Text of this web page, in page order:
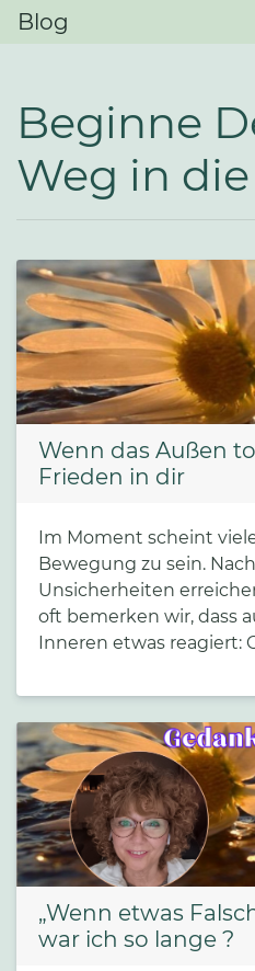
Blog
Beginne
Weg in
Wenn das Außen
Frieden in dir
Im Moment scheint
Bewegung zu sein.
Unsicherheiten
oft bemerken wir, dass
Inneren etwas reagiert:
„Wenn etwas
war ich so lange ?